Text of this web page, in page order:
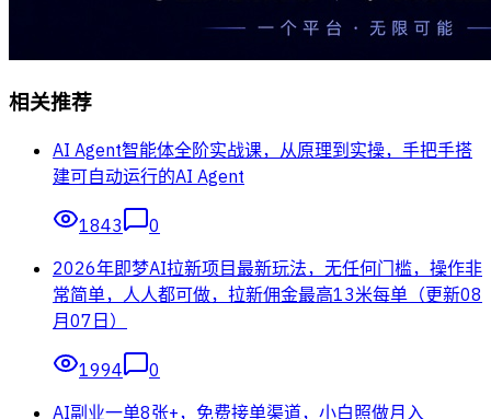
相关推荐
AI Agent智能体全阶实战课，从原理到实操，手把手搭
建可自动运行的AI Agent
1843
0
2026年即梦AI拉新项目最新玩法，无任何门槛，操作非
常简单，人人都可做，拉新佣金最高13米每单（更新08
月07日）
1994
0
AI副业一单8张+，免费接单渠道，小白照做月入